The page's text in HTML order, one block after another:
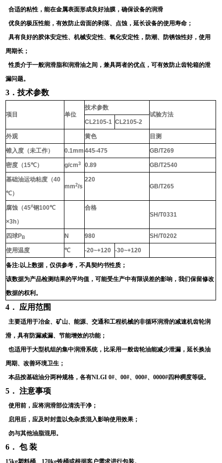
合适的粘性，能在金属表面形成良好油膜，确保设备的润滑
优良的极压性能，有效防止齿面的剥落、点蚀，延长设备的使用寿命；
具有良好的胶体安定性、机械安定性、氧化安定性，防潮、防锈蚀性好，使用
周期长；
性质介于一般润滑脂和润滑油之间，兼具两者的优点，可有效防止齿轮箱的泄
漏问题。
3 ．技术参数
项目 单位
技术参数
试验方法
CL2105-1 CL2105-2
外观 黄色 目测
锥入度（未工作） 0.1mm 445-475 GB/T269
密度（15℃） g/cm3 0.89 GB/T2540
基础油运动粘度（40
℃）
mm2/s
220
GB/T265
腐蚀（45#钢100℃
×3h）
合格
SH/T0331
四球PB N 980 SH/T0202
使用温度 ℃ -20~+120 -30~+120
备注:以上数据，仅供参考，不具契约书性质；
该数据为产品检测结果的平均值，可能受生产中有限误差的影响，我们保留修改
数据的权利。
4 ． 应用范围
主要适用于冶金、矿山、能源、交通和工程机械的非循环润滑的减速机齿轮润
滑，具有防漏减漏、节能增效的功能；
也适用于大型机组的集中润滑系统，比采用一般齿轮油能减少泄漏，延长换油
周期、改善环境卫生；
本品按基础油分两种规格，各有NLGI 0#、00#、000#、0000#四种稠度等级。
5 ． 注意事项
使用前，应将润滑部位清洗干净；
启用后，应及时封盖以免杂质混入影响使用效果；
勿与其他油脂混用。
6 ． 包 装
15kg塑料桶、 170kg铁桶或根据客户需求进行包装。